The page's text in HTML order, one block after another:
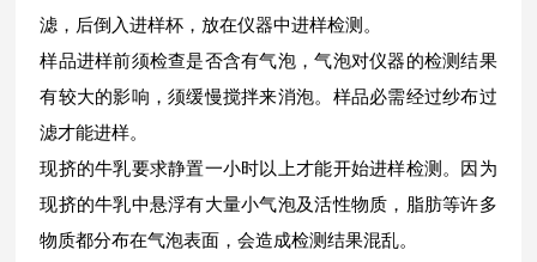
滤，后倒入进样杯，放在仪器中进样检测。
样品进样前须检查是否含有气泡，气泡对仪器的检测结果
有较大的影响，须缓慢搅拌来消泡。样品必需经过纱布过
滤才能进样。
现挤的牛乳要求静置一小时以上才能开始进样检测。因为
现挤的牛乳中悬浮有大量小气泡及活性物质，脂肪等许多
物质都分布在气泡表面，会造成检测结果混乱。